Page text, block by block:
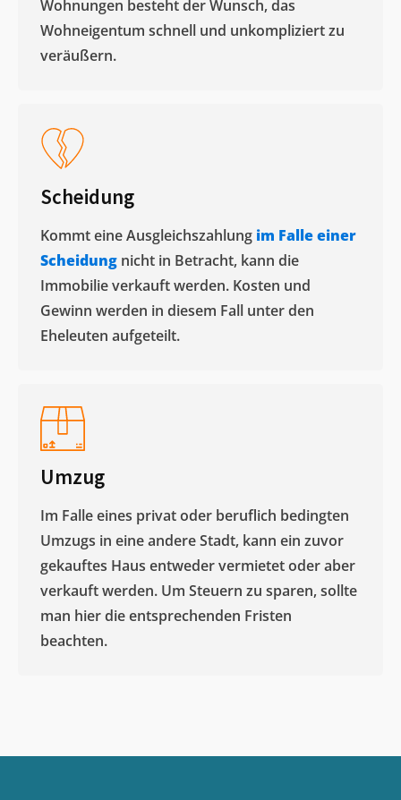
Wohnungen besteht der Wunsch, das
Wohneigentum schnell und unkompliziert zu
veräußern. ​
Scheidung
Kommt eine Ausgleichszahlung im Falle einer
Scheidung nicht in Betracht, kann die
Immobilie verkauft werden. Kosten und
Gewinn werden in diesem Fall unter den
Eheleuten aufgeteilt.​
Umzug
Im Falle eines privat oder beruflich bedingten
Umzugs in eine andere Stadt, kann ein zuvor
gekauftes Haus entweder vermietet oder aber
verkauft werden. Um Steuern zu sparen, sollte
man hier die entsprechenden Fristen
beachten.